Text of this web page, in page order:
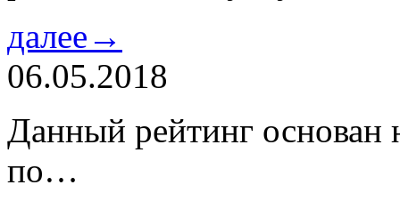
далее→
06.05.2018
Данный рейтинг основан
по…